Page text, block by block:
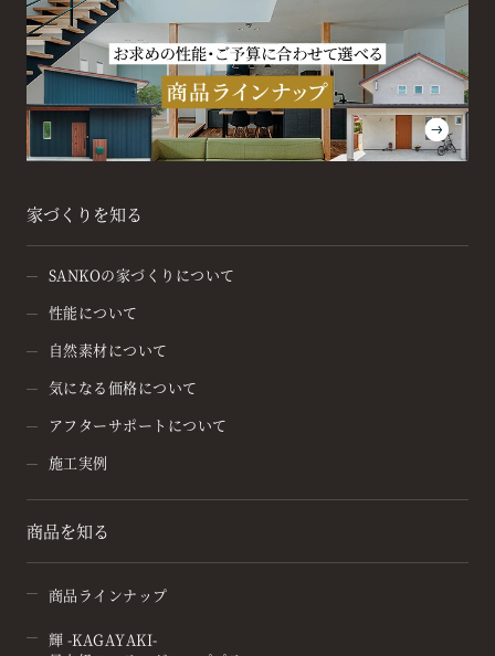
家づくりを知る
SANKOの家づくりについて
性能について
自然素材について
気になる価格について
アフターサポートについて
施工実例
商品を知る
商品ラインナップ
輝 -KAGAYAKI-